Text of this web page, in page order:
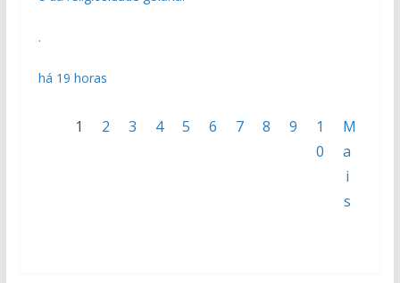
.
há 19 horas
1 2 3 4 5 6 7 8 9
1
0
M
a
i
s